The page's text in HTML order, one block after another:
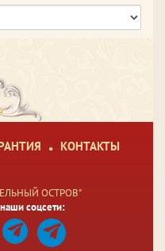
КОНТАКТЫ
ОСТРОВ"
соцсети: